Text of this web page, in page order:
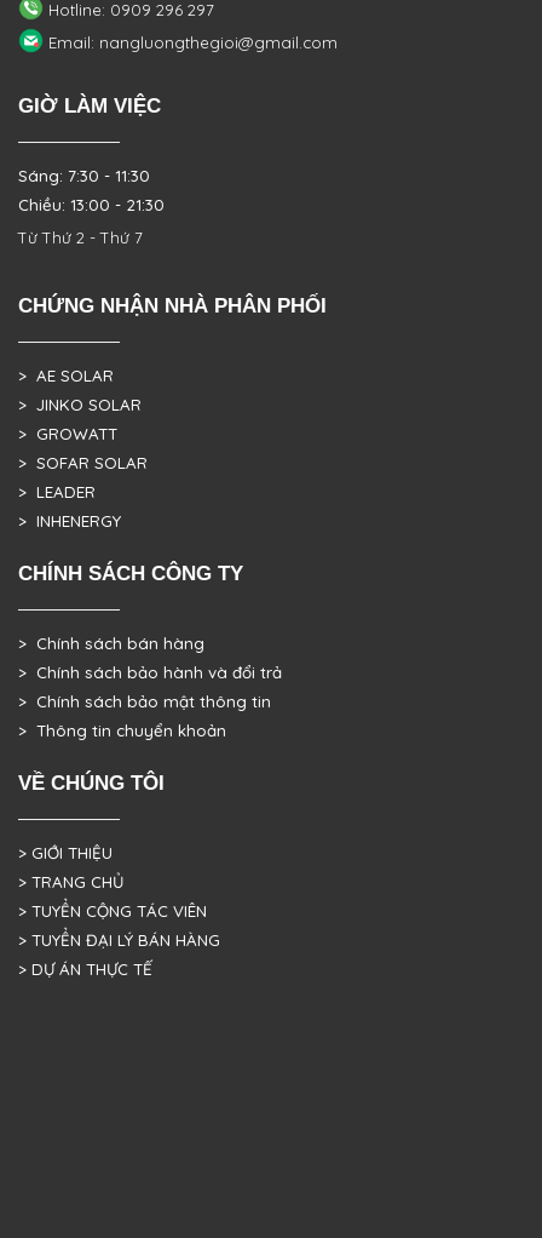
Hotline: 0909 296 297
Email: nangluongthegioi@gmail.com
GIỜ LÀM VIỆC
Sáng: 7:30 - 11:30
Chiều: 13:00 - 21:30
Từ Thứ 2 - Thứ 7
CHỨNG NHẬN NHÀ PHÂN PHỐI
> AE SOLAR
> JINKO SOLAR
> GROWATT
> SOFAR SOLAR
> LEADER
> INHENERGY
CHÍNH SÁCH CÔNG TY
> Chính sách bán hàng
> Chính sách bảo hành và đổi trả
> Chính sách bảo mật thông tin
> Thông tin chuyển khoản
VỀ CHÚNG TÔI
> GIỚI THIỆU
> TRANG CHỦ
> TUYỂN CỘNG TÁC VIÊN
> TUYỂN ĐẠI LÝ BÁN HÀNG
> DỰ ÁN THỰC TẾ